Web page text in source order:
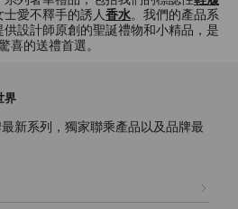
愛不釋手的誘人香水。我們的產品系
設計師原創的聖誕禮物和小精品，是
喜的送禮首選。
界
新系列，獨家聯乘產品以及品牌最